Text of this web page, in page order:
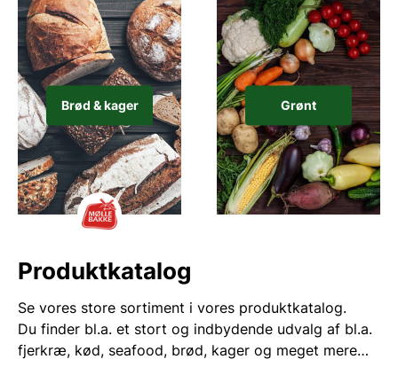
Brød & kager Grønt
Produktkatalog
Se vores store sortiment i vores produktkatalog.
Du finder bl.a. et stort og indbydende udvalg af bl.a.
fjerkræ, kød, seafood, brød, kager og meget mere…